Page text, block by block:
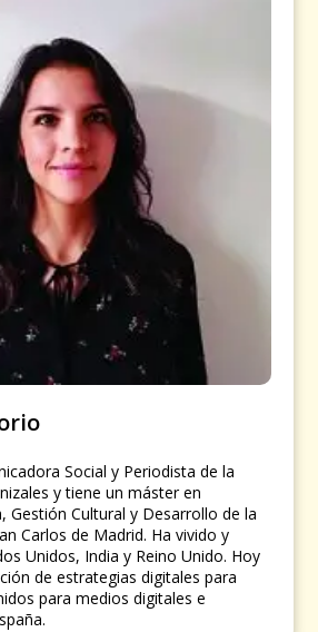
Social y Periodista de la
y tiene un máster en
Gestión Cultural y Desarrollo de la
Carlos de Madrid. Ha vivido y
Unidos, India y Reino Unido. Hoy
de estrategias digitales para
para medios digitales e